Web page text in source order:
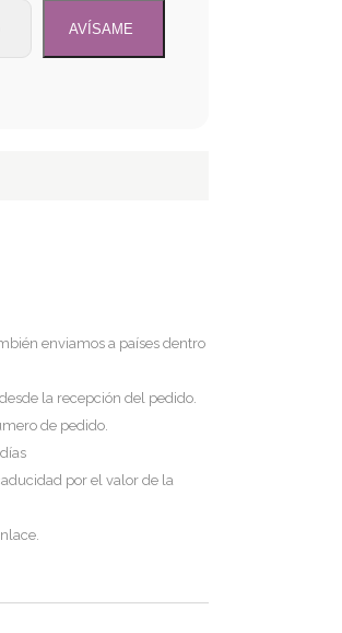
enviamos a países dentro
la recepción del pedido.
de pedido.
por el valor de la
.